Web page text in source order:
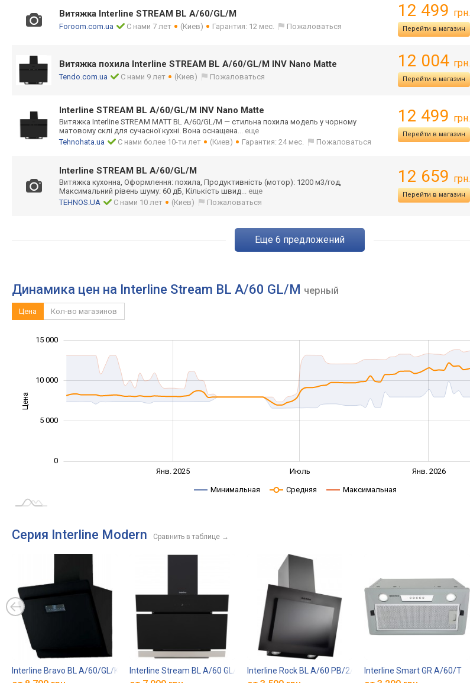
Витяжка Interline STREAM BL A/60/GL/M
Foroom.com.ua С нами 7 лет (Киев) Гарантия: 12 мес. Пожаловаться
12 499 грн.
Перейти в магазин
Витяжка похила Interline STREAM BL A/60/GL/M INV Nano Matte
Tendo.com.ua С нами 9 лет (Киев) Пожаловаться
12 004 грн.
Перейти в магазин
Interline STREAM BL A/60/GL/M INV Nano Matte
Витяжка Interline STREAM MATT BL A/60/GL/M — стильна похила модель у чорному
матовому склі для сучасної кухні. Вона оснащена... еще
Tehnohata.ua
С нами более 10-ти лет (Киев) Гарантия: 24 мес. Пожаловаться
12 499 грн.
Перейти в магазин
Interline STREAM BL A/60/GL/M
Витяжка кухонна, Оформлення: похила, Продуктивність (мотор): 1200 м3/год,
Максимальний рівень шуму: 60 дБ, Кількість швид... еще
TEHNOS.UA
С нами 10 лет (Киев) Пожаловаться
12 659 грн.
Перейти в магазин
eще 6 предложений
Динамика цен на Interline Stream BL A/60 GL/M черный
Цена Кол-во магазинов
Цена
0
10 000
15 000
5 000
Янв. 2025 Июль Янв. 2026
Минимальная Средняя Максимальная
Серия Interline Modern Сравнить в таблице →
Interline Bravo BL A/60/GL/K Interline Stream BL A/60 GL/M Interline Rock BL A/60 PB/2/T Interline Smart GR A/60/T